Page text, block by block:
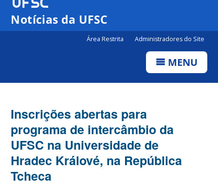
Notícias da UFSC
Área Restrita Administradores do Site
MENU
Inscrições abertas para
programa de intercâmbio da
UFSC na Universidade de
Hradec Králové, na República
Tcheca